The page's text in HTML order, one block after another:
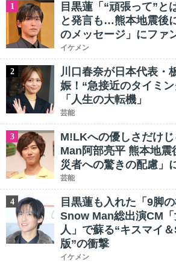
1
目黒蓮「“頑張って”と
と発言も…熊本地震後
のメッセージ」にファ
イケメン
2
川口春奈が日本代表・
娠！“急接近のタイミ
「人生の大転機」
芸能
3
M!LKへの優しさだけ
Man阿部亮平 熊本地震
災者への驚きの配慮」
芸能
4
目黒蓮も入れた「9脚
Snow Man総出演CM
人」で蘇る“キスマイ
版”の衝撃
イケメン